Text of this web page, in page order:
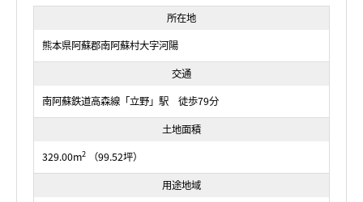
所在地
熊本県阿蘇郡南阿蘇村大字河陽
交通
南阿蘇鉄道高森線「立野」駅 徒歩79分
土地面積
329.00m2
（99.52坪）
用途地域